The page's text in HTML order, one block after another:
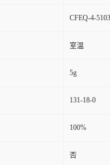
CFEQ-4-
室温
5g
131-18-0
100%
否